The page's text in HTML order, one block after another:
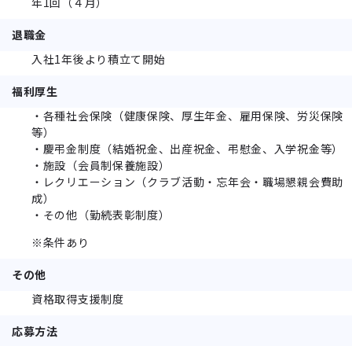
退職金
入社1年後より積立て開始
福利厚生
・各種社会保険（健康保険、厚生年金、雇用保険、労災保険
等）
・慶弔金制度（結婚祝金、出産祝金、弔慰金、入学祝金等）
・施設（会員制保養施設）
・レクリエーション（クラブ活動・忘年会・職場懇親会費助
成）
・その他（勤続表彰制度）
※条件あり
その他
資格取得支援制度
応募方法